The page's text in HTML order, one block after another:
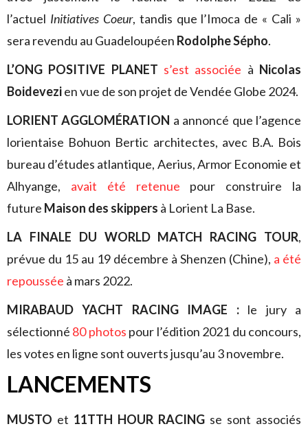
l’actuel Initiatives Coeur, tandis que l’Imoca de « Cali »
sera revendu au Guadeloupéen Rodolphe Sépho.
L’ONG POSITIVE PLANET s’est associée à Nicolas
Boidevezien vue de son projet de Vendée Globe 2024.
LORIENT AGGLOMÉRATION a annoncé que l’agence
lorientaise Bohuon Bertic architectes, avec B.A. Bois
bureau d’études atlantique, Aerius, Armor Economie et
Alhyange, avait été retenue pour construire la
future Maison des skippers à Lorient La Base.
LA FINALE DU WORLD MATCH RACING TOUR,
prévue du 15 au 19 décembre à Shenzen (Chine), a été
repoussée à mars 2022.
MIRABAUD YACHT RACING IMAGE :le jury a
sélectionné 80 photos pour l’édition 2021 du concours,
les votes en ligne sont ouverts jusqu’au 3 novembre.
LANCEMENTS
MUSTO et 11TTH HOUR RACING se sont associés